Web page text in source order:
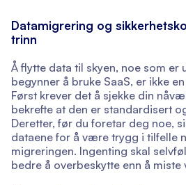
Datamigrering og
trinn
Å flytte data til skyen, noe som er
begynner å bruke SaaS, er ikke
Først krever det å sjekke din
bekrefte at den er standardisert
Deretter, før du foretar deg noe,
dataene for å være trygg i tilfelle
migreringen. Ingenting skal
bedre å overbeskytte enn å